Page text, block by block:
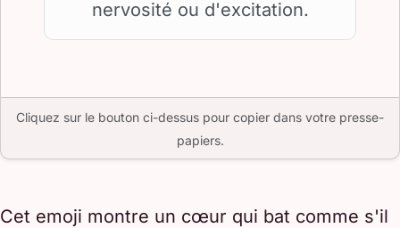
nervosité ou d'excitation.
Cliquez sur le bouton ci-dessus pour copier dans votre presse-
papiers.
Cet emoji montre un cœur qui bat comme s'il